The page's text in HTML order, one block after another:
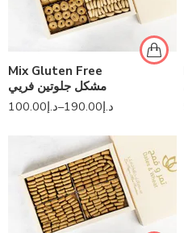
Mix Gluten Free
مشكل جلوتين فريي
د.إ100.00 – د.إ190.00